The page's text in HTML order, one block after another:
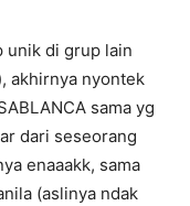
unik di grup lain
akhirnya nyontek
sama yg
dari seseorang
enaaakk, sama
(aslinya ndak